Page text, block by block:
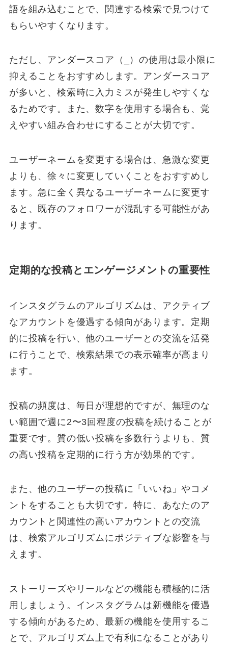
語を組み込むことで、関連する検索で見つけて
もらいやすくなります。
ただし、アンダースコア（_）の使用は最小限に
抑えることをおすすめします。アンダースコア
が多いと、検索時に入力ミスが発生しやすくな
るためです。また、数字を使用する場合も、覚
えやすい組み合わせにすることが大切です。
ユーザーネームを変更する場合は、急激な変更
よりも、徐々に変更していくことをおすすめし
ます。急に全く異なるユーザーネームに変更す
ると、既存のフォロワーが混乱する可能性があ
ります。
定期的な投稿とエンゲージメントの重要性
インスタグラムのアルゴリズムは、アクティブ
なアカウントを優遇する傾向があります。定期
的に投稿を行い、他のユーザーとの交流を活発
に行うことで、検索結果での表示確率が高まり
ます。
投稿の頻度は、毎日が理想的ですが、無理のな
い範囲で週に2〜3回程度の投稿を続けることが
重要です。質の低い投稿を多数行うよりも、質
の高い投稿を定期的に行う方が効果的です。
また、他のユーザーの投稿に「いいね」やコメ
ントをすることも大切です。特に、あなたのア
カウントと関連性の高いアカウントとの交流
は、検索アルゴリズムにポジティブな影響を与
えます。
ストーリーズやリールなどの機能も積極的に活
用しましょう。インスタグラムは新機能を優遇
する傾向があるため、最新の機能を使用するこ
とで、アルゴリズム上で有利になることがあり